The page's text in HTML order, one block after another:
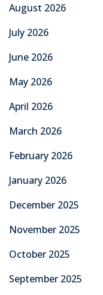
August 2026
July 2026
June 2026
May 2026
April 2026
March 2026
February 2026
January 2026
December 2025
November 2025
October 2025
September 2025